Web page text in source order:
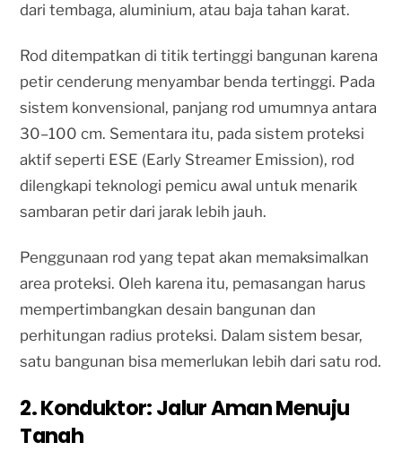
dari tembaga, aluminium, atau baja tahan karat.
Rod ditempatkan di titik tertinggi bangunan karena
petir cenderung menyambar benda tertinggi. Pada
sistem konvensional, panjang rod umumnya antara
30–100 cm. Sementara itu, pada sistem proteksi
aktif seperti ESE (Early Streamer Emission), rod
dilengkapi teknologi pemicu awal untuk menarik
sambaran petir dari jarak lebih jauh.
Penggunaan rod yang tepat akan memaksimalkan
area proteksi. Oleh karena itu, pemasangan harus
mempertimbangkan desain bangunan dan
perhitungan radius proteksi. Dalam sistem besar,
satu bangunan bisa memerlukan lebih dari satu rod.
2. Konduktor: Jalur Aman Menuju
Tanah